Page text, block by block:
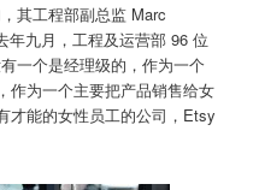
其工程部副总监 Marc
年九月，工程及运营部 96 位
一个是经理级的，作为一个
作为一个主要把产品销售给女
才能的女性员工的公司，Etsy